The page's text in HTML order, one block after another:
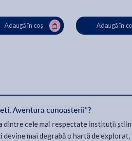
Adaugă în coș Adaugă în
Aventura cunoasterii”?
cele mai respectate instituții
mai degrabă o hartă de